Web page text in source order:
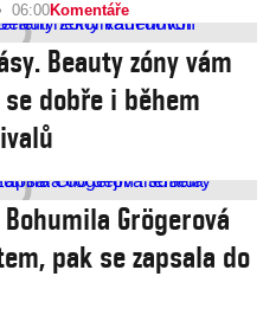
06:00Komentáře
Beauty zóny vám
dobře i během
Grögerová
pak se zapsala do